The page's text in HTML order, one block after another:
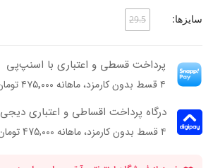
سایزها: 29.5
پرداخت قسطی و اعتباری با اسنپ‌پی
۴ قسط بدون کارمزد، ماهانه ۴۷۵٬۰۰۰ تومان
درگاه پرداخت اقساطی و اعتباری
۴ قسط بدون کارمزد، ماهانه 475,000 تومان